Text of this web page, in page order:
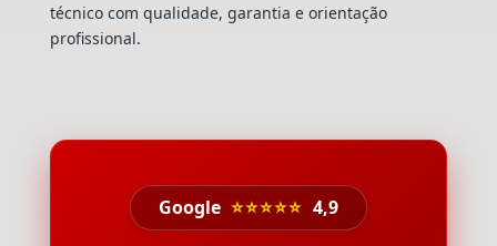
técnico com qualidade, garantia e orientação
profissional.
Google ⭐⭐⭐⭐⭐ 4,9